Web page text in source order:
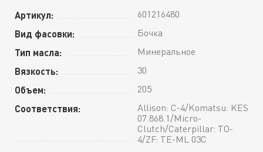
Артикул: 601216480
Вид фасовки: Бочка
Тип масла: Минеральное
Вязкость: 30
Объем: 205
Соответствия:
Allison: C-4/Komatsu: KES
07.868.1/Micro-
Clutch/Caterpillar: TO-
4/ZF: TE-ML 03C